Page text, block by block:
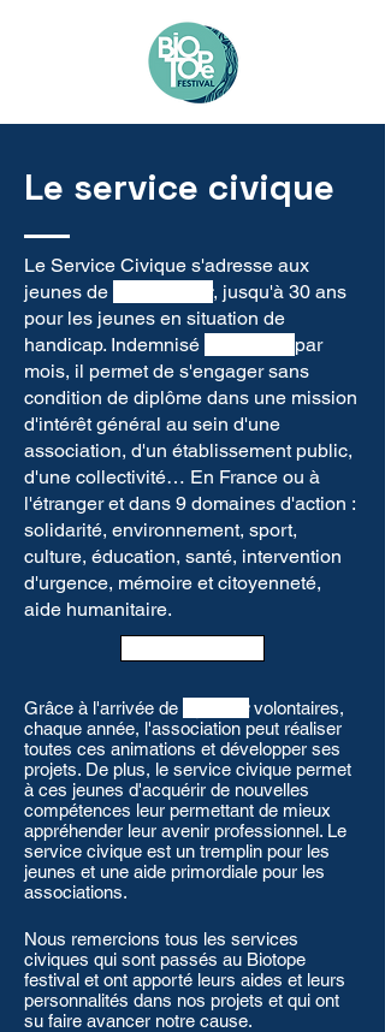
Le service civique
Le Service Civique s'adresse aux
jeunes de
, jusqu'à 30 ans
pour les jeunes en situation de
handicap. Indemnisé
par
mois, il permet de s'engager sans
condition de diplôme dans une mission
d'intérêt général au sein d'une
association, d'un établissement public,
d'une collectivité… En France ou à
l'étranger et dans 9 domaines d'action :
solidarité, environnement, sport,
culture, éducation, santé, intervention
d'urgence, mémoire et citoyenneté,
aide humanitaire.
Grâce à l'arrivée de
volontaires,
chaque année, l'association peut réaliser
toutes ces animations et développer ses
projets. De plus, le service civique permet
à ces jeunes d'acquérir de nouvelles
compétences leur permettant de mieux
appréhender leur avenir professionnel. Le
service civique est un tremplin pour les
jeunes et une aide primordiale pour les
associations.
Nous remercions tous les services
civiques qui sont passés au Biotope
festival et ont apporté leurs aides et leurs
personnalités dans nos projets et qui ont
su faire avancer notre cause.